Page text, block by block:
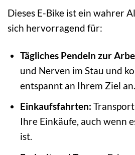
Dieses E-Bike ist ein wahrer
sich hervorragend für:
Tägliches Pendeln zur
und Nerven im Stau und
entspannt an Ihrem Ziel an.
Einkaufsfahrten:
Ihre Einkäufe, auch wenn
ist.